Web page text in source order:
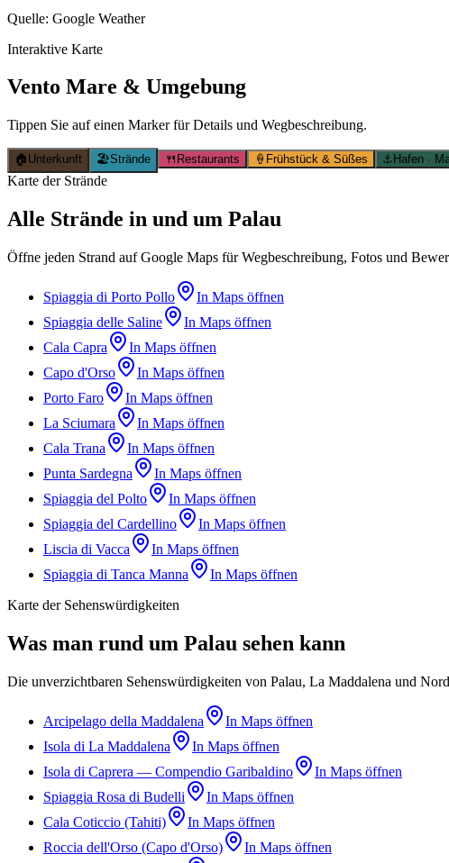
Quelle: Google Weather
Interaktive Karte
Vento Mare & Umgebung
Tippen Sie auf einen Marker für Details und Wegbeschreibung.
🏠 Unterkunft 🏖️Strände 🍴 Restaurants 🍦 Frühstück & Süßes ⚓ Hafen ·
Karte der Strände
Alle Strände in und um Palau
Öffne jeden Strand auf Google Maps für Wegbeschreibung, Fotos und
Spiaggia di Porto Pollo
In Maps öffnen
Spiaggia delle Saline
In Maps öffnen
Cala Capra
In Maps öffnen
Capo d'Orso
In Maps öffnen
Porto Faro
In Maps öffnen
La Sciumara
In Maps öffnen
Cala Trana
In Maps öffnen
Punta Sardegna
In Maps öffnen
Spiaggia del Polto
In Maps öffnen
Spiaggia del Cardellino
In Maps öffnen
Liscia di Vacca
In Maps öffnen
Spiaggia di Tanca Manna
In Maps öffnen
Karte der Sehenswürdigkeiten
Was man rund um Palau sehen kann
Die unverzichtbaren Sehenswürdigkeiten von Palau, La Maddalena und
Arcipelago della Maddalena
In Maps öffnen
Isola di La Maddalena
In Maps öffnen
Isola di Caprera — Compendio Garibaldino
In Maps öffnen
Spiaggia Rosa di Budelli
In Maps öffnen
Cala Coticcio (Tahiti)
In Maps öffnen
Roccia dell'Orso (Capo d'Orso)
In Maps öffnen